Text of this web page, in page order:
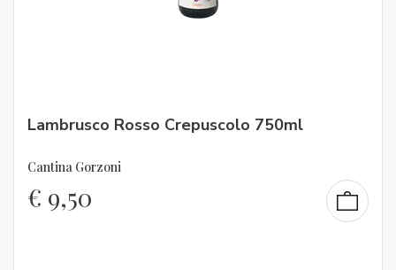
Lambrusco Rosso Crepuscolo 750ml
Cantina Gorzoni
€ 9,50